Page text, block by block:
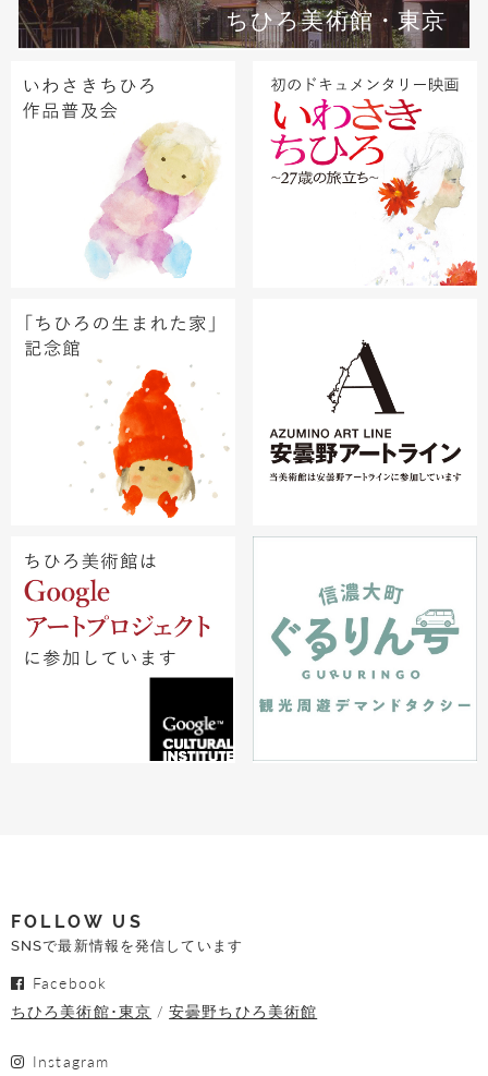
ちひろ美術館・東京
FOLLOW US
SNSで最新情報を発信しています
Facebook
ちひろ美術館･東京
安曇野ちひろ美術館
Instagram